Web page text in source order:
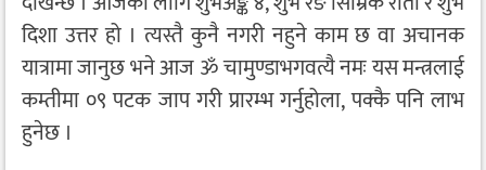
दिशा उत्तर हो । त्यस्तै कुनै नगरी नहुने काम छ वा अचानक
यात्रामा जानुछ भने आज ॐ चामुण्डाभगवत्यै नमः यस मन्त्रलाई
कम्तीमा ०९ पटक जाप गरी प्रारम्भ गर्नुहोला, पक्कै पनि लाभ
हुनेछ ।